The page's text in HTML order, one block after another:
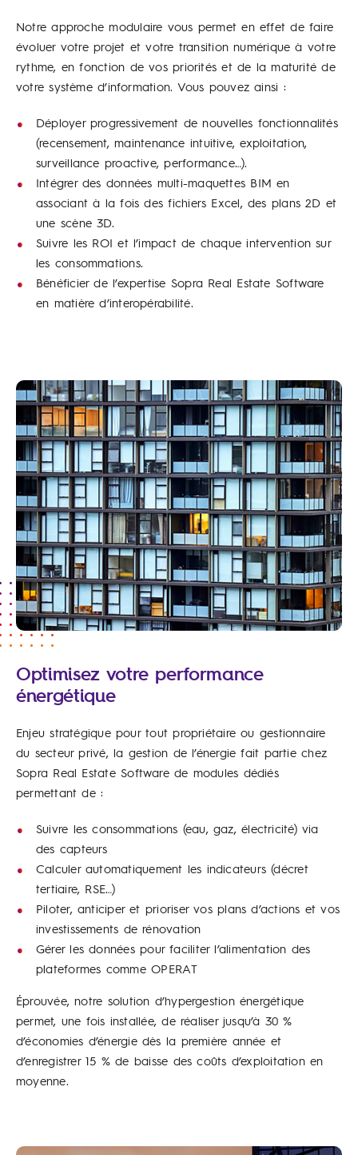
Notre approche modulaire vous permet en effet de faire
évoluer votre projet et votre transition numérique à votre
rythme, en fonction de vos priorités et de la maturité de
votre système d’information. Vous pouvez ainsi :
Déployer progressivement de nouvelles fonctionnalités
(recensement, maintenance intuitive, exploitation,
surveillance proactive, performance…).
Intégrer des données multi-maquettes BIM en
associant à la fois des fichiers Excel, des plans 2D et
une scène 3D.
Suivre les ROI et l’impact de chaque intervention sur
les consommations.
Bénéficier de l’expertise Sopra Real Estate Software
en matière d’interopérabilité.
Optimisez votre performance
énergétique
Enjeu stratégique pour tout propriétaire ou gestionnaire
du secteur privé, la gestion de l’énergie fait partie chez
Sopra Real Estate Software de modules dédiés
permettant de :
Suivre les consommations (eau, gaz, électricité) via
des capteurs
Calculer automatiquement les indicateurs (décret
tertiaire, RSE…)
Piloter, anticiper et prioriser vos plans d’actions et vos
investissements de rénovation
Gérer les données pour faciliter l’alimentation des
plateformes comme OPERAT
Éprouvée, notre solution d’hypergestion énergétique
permet, une fois installée, de réaliser jusqu’à 30 %
d’économies d’énergie dès la première année et
d’enregistrer 15 % de baisse des coûts d’exploitation en
moyenne.